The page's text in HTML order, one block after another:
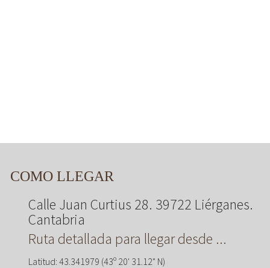
COMO LLEGAR
Calle Juan Curtius 28. 39722 Liérganes.
Cantabria
Ruta detallada para llegar desde ...
Latitud: 43.341979 (43º 20' 31.12" N)